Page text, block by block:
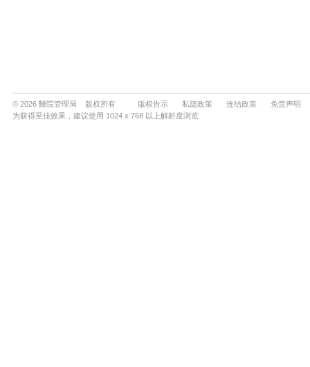
© 2026 醫院管理局 版权所有 版权告示 私隐政策 连结政策
免责声明
为获得至佳效果，建议使用 1024 x 768 以上解析度浏览